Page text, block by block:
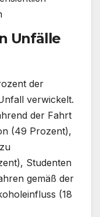
Unfälle
der
verwickelt.
der Fahrt
(49 Prozent),
Studenten
gemäß der
(18